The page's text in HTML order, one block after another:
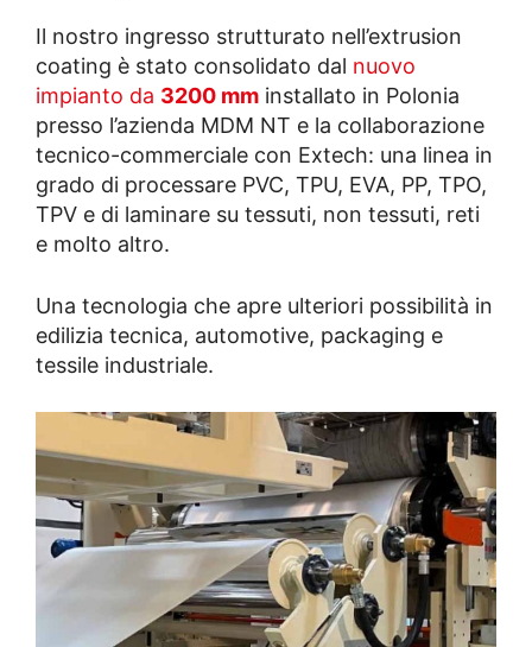
Il nostro ingresso strutturato nell’extrusion
coating è stato consolidato dal nuovo
impianto da 3200 mm installato in Polonia
presso l’azienda MDM NT e la collaborazione
tecnico-commerciale con Extech: una linea in
grado di processare PVC, TPU, EVA, PP, TPO,
TPV e di laminare su tessuti, non tessuti, reti
e molto altro.
Una tecnologia che apre ulteriori possibilità in
edilizia tecnica, automotive, packaging e
tessile industriale.